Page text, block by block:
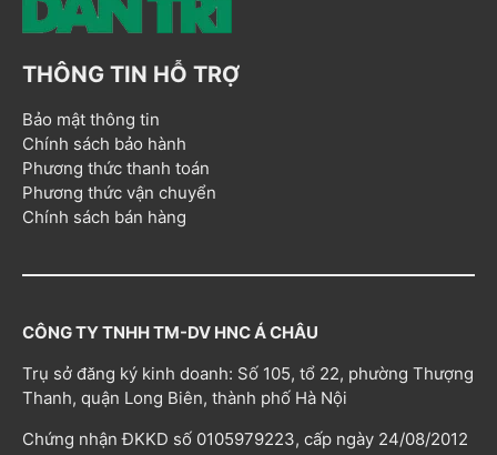
THÔNG TIN HỖ TRỢ
Bảo mật thông tin
Chính sách bảo hành
Phương thức thanh toán
Phương thức vận chuyển
Chính sách bán hàng
CÔNG TY TNHH TM-DV HNC Á CHÂU
Trụ sở đăng ký kinh doanh: Số 105, tổ 22, phường Thượng
Thanh, quận Long Biên, thành phố Hà Nội
Chứng nhận ĐKKD số 0105979223, cấp ngày 24/08/2012